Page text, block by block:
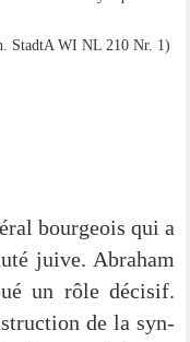
StadtA WI NL 210 Nr. 1)
bour­geois qui a
jui­ve. Abra­ham
un rôle décisif.
de la syn­